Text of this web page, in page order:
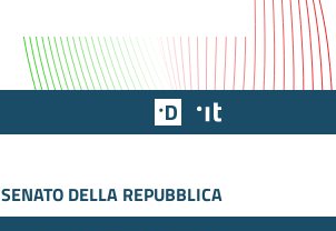
Team Digitale
SENATO DELLA REPUBBLICA